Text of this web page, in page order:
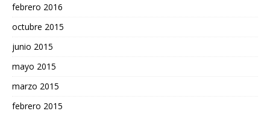
febrero 2016
octubre 2015
junio 2015
mayo 2015
marzo 2015
febrero 2015